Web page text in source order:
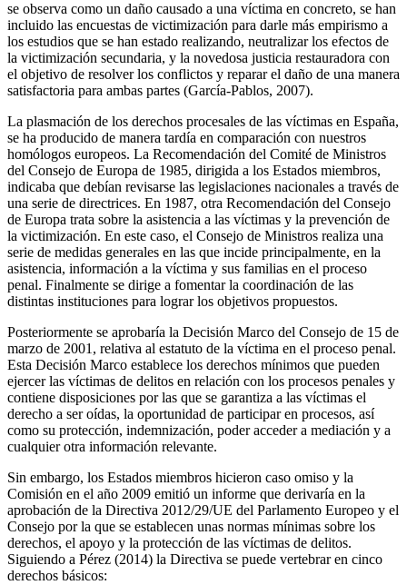
se observa como un daño causado a una víctima en concreto, se han
incluido las encuestas de victimización para darle más empirismo a
los estudios que se han estado realizando, neutralizar los efectos de
la victimización secundaria, y la novedosa justicia restauradora con
el objetivo de resolver los conflictos y reparar el daño de una manera
satisfactoria para ambas partes (García-Pablos, 2007).
La plasmación de los derechos procesales de las víctimas en España,
se ha producido de manera tardía en comparación con nuestros
homólogos europeos. La Recomendación del Comité de Ministros
del Consejo de Europa de 1985, dirigida a los Estados miembros,
indicaba que debían revisarse las legislaciones nacionales a través de
una serie de directrices. En 1987, otra Recomendación del Consejo
de Europa trata sobre la asistencia a las víctimas y la prevención de
la victimización. En este caso, el Consejo de Ministros realiza una
serie de medidas generales en las que incide principalmente, en la
asistencia, información a la víctima y sus familias en el proceso
penal. Finalmente se dirige a fomentar la coordinación de las
distintas instituciones para lograr los objetivos propuestos.
Posteriormente se aprobaría la Decisión Marco del Consejo de 15 de
marzo de 2001, relativa al estatuto de la víctima en el proceso penal.
Esta Decisión Marco establece los derechos mínimos que pueden
ejercer las víctimas de delitos en relación con los procesos penales y
contiene disposiciones por las que se garantiza a las víctimas el
derecho a ser oídas, la oportunidad de participar en procesos, así
como su protección, indemnización, poder acceder a mediación y a
cualquier otra información relevante.
Sin embargo, los Estados miembros hicieron caso omiso y la
Comisión en el año 2009 emitió un informe que derivaría en la
aprobación de la Directiva 2012/29/UE del Parlamento Europeo y el
Consejo por la que se establecen unas normas mínimas sobre los
derechos, el apoyo y la protección de las víctimas de delitos.
Siguiendo a Pérez (2014) la Directiva se puede vertebrar en cinco
derechos básicos: